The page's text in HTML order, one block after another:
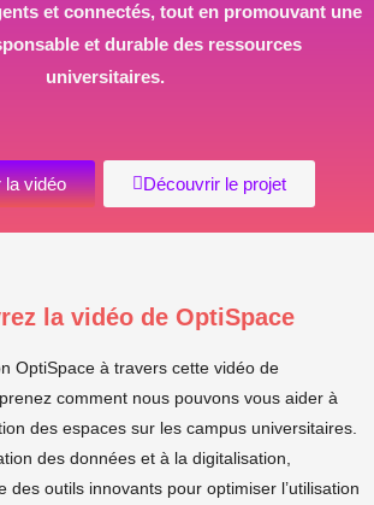
et connectés, tout en promouvant une
et durable des ressources
universitaires.
la vidéo Découvrir le projet
la vidéo de OptiSpace
OptiSpace à travers cette vidéo de
comment nous pouvons vous aider à
des espaces sur les campus universitaires.
des données et à la digitalisation,
des outils innovants pour optimiser l’utilisation